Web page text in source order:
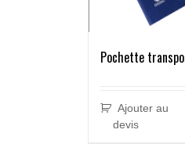
Pochette
Ajouter au
devis